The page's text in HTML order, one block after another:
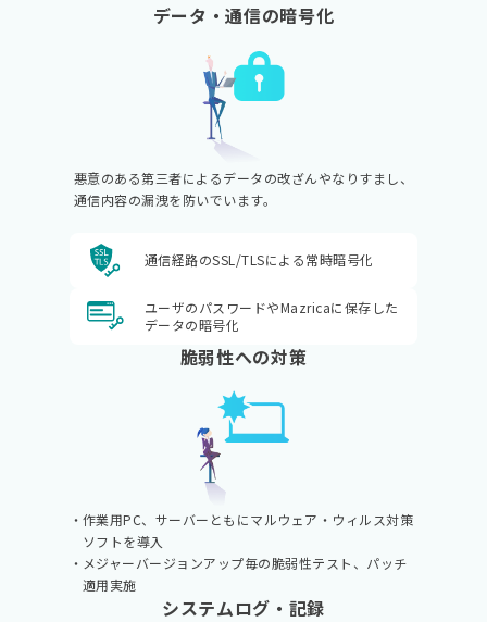
データ・通信の暗号化
悪意のある第三者によるデータの改ざんやなりすまし、
通信内容の漏洩を防いでいます。
通信経路のSSL/TLSによる常時暗号化
ユーザのパスワードやMazricaに保存した
データの暗号化
脆弱性への対策
作業用PC、サーバーともにマルウェア・ウィルス対策
ソフトを導入
メジャーバージョンアップ毎の脆弱性テスト、パッチ
適用実施
システムログ・記録